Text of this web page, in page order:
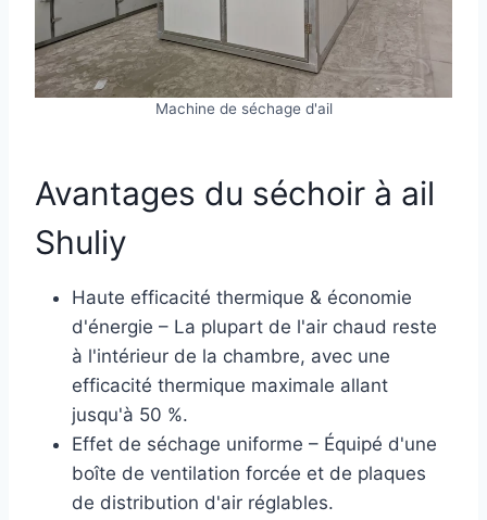
Machine de séchage d'ail
Avantages du séchoir à ail
Shuliy
Haute efficacité thermique & économie
d'énergie – La plupart de l'air chaud reste
à l'intérieur de la chambre, avec une
efficacité thermique maximale allant
jusqu'à 50 %.
Effet de séchage uniforme – Équipé d'une
boîte de ventilation forcée et de plaques
de distribution d'air réglables.